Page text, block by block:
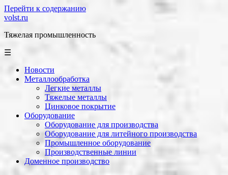
Перейти к содержанию
volst.ru
Тяжелая промышленность
☰
Новости
Металлообработка
Легкие металлы
Тяжелые металлы
Цинковое покрытие
Оборудование
Оборудование для производства
Оборудование для литейного производства
Промышленное оборудование
Производственные линии
Доменное производство